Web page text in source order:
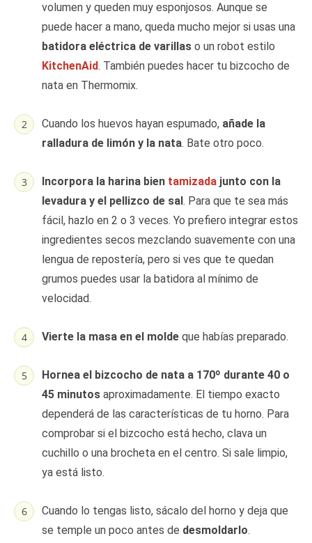
volumen y queden muy esponjosos. Aunque se
puede hacer a mano, queda mucho mejor si usas una
batidora eléctrica de varillas o un robot estilo
KitchenAid. También puedes hacer tu bizcocho de
nata en Thermomix.
Cuando los huevos hayan espumado, añade la
ralladura de limón y la nata. Bate otro poco.
Incorpora la harina bien tamizada junto con la
levadura y el pellizco de sal. Para que te sea más
fácil, hazlo en 2 o 3 veces. Yo prefiero integrar estos
ingredientes secos mezclando suavemente con una
lengua de repostería, pero si ves que te quedan
grumos puedes usar la batidora al mínimo de
velocidad.
Vierte la masa en el molde que habías preparado.
Hornea el bizcocho de nata a 170º durante 40 o
45 minutos aproximadamente. El tiempo exacto
dependerá de las características de tu horno. Para
comprobar si el bizcocho está hecho, clava un
cuchillo o una brocheta en el centro. Si sale limpio,
ya está listo.
Cuando lo tengas listo, sácalo del horno y deja que
se temple un poco antes de desmoldarlo.